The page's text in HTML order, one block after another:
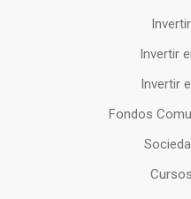
Invertir
Invertir
Fondos